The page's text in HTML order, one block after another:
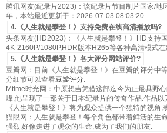
腾讯网友(纪录片2023)：该纪录片节目制片国家/地
年，本站最近更新于：2026-07-03 08:03:20.
4.《人生就是攀登！》支持免费在线高清播放吗?
头条网友(HD2023)：《人生就是攀登！》HD支持
4K-2160P/1080P,HDR版本H265等各种高清模式
5.《人生就是攀登！》各大评分网站评价?
豆瓣网：目前《人生就是攀登！》在豆瓣的评分中
分细节可以查看豆瓣评分.
Mtime时光网：中原想吉凭借这部迄今为止最具野
峰,他呈现了一部关于日本纪录片的传奇作品.作品
《人生就是攀登！》将为观众提供一个独特的视角
猫眼网：人生就是攀登！每个角色都带着鲜活的生
强烈,好像走进了观众的生命,成为了我们的朋友.